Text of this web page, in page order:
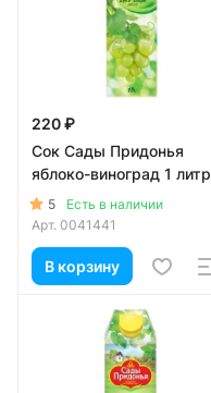
220 ₽
Сок Сады Придонья
яблоко-виноград 1 литр
5
Есть в наличии
Арт. 0041441
В корзину